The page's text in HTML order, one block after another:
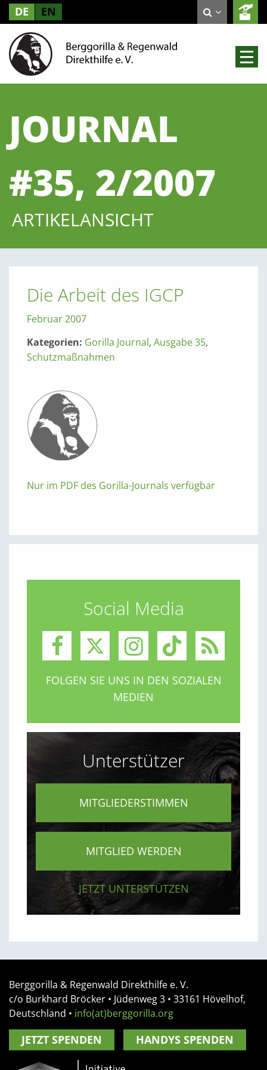
DE EN
JOURNAL
#35, 2/2007
ARTIKELANSICHT
Die Arbeit des IGCP
Februar 2007
Kategorien: Gorilla Journal, Ausgabe 35,
Schutzmaßnahmen
Nur im PDF des Gorilla-Journals verfügbar
Social Media
FOLGEN SIE UNS IN DEN SOZIALEN
MEDIEN
Unterstützer
MITGLIEDERSTIMMEN
MITGLIED WERDEN
JETZT UNTERSTÜTZEN
Berggorilla & Regenwald Direkthilfe e. V.
c/o Burkhard Bröcker • Jüdenweg 3 • 33161 Hövelhof,
Deutschland • info(at)berggorilla.org
JETZT SPENDEN HANDYS SPENDEN